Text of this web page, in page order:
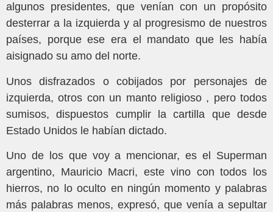
algunos presidentes, que venían con un propósito
desterrar a la izquierda y al progresismo de nuestros
países, porque ese era el mandato que les había
aisignado su amo del norte.
Unos disfrazados o cobijados por personajes de
izquierda, otros con un manto religioso , pero todos
sumisos, dispuestos cumplir la cartilla que desde
Estado Unidos le habían dictado.
Uno de los que voy a mencionar, es el Superman
argentino, Mauricio Macri, este vino con todos los
hierros, no lo oculto en ningún momento y palabras
más palabras menos, expresó, que venía a sepultar